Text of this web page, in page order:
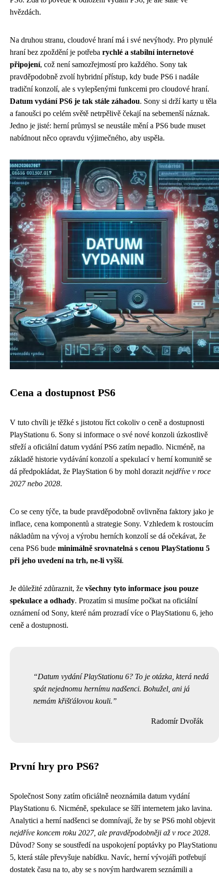
hvězdách.
Na druhou stranu, cloudové hraní má i své nevýhody. Pro plynulé
hraní bez zpoždění je potřeba rychlé a stabilní internetové
připojení, což není samozřejmostí pro každého. Sony tak
pravděpodobně zvolí hybridní přístup, kdy bude PS6 i nadále
tradiční konzolí, ale s vylepšenými funkcemi pro cloudové hraní.
Datum vydání PS6 je tak stále záhadou. Sony si drží karty u těla
a fanoušci po celém světě netrpělivě čekají na sebemenší náznak.
Jedno je jisté: herní průmysl se neustále mění a PS6 bude muset
nabídnout něco opravdu výjimečného, aby uspěla.
Cena a dostupnost PS6
V tuto chvíli je těžké s jistotou říct cokoliv o ceně a dostupnosti
PlayStationu 6. Sony si informace o své nové konzoli úzkostlivě
střeží a oficiální datum vydání PS6 zatím nepadlo. Nicméně, na
základě historie vydávání konzolí a spekulací v herní komunitě se
dá předpokládat, že PlayStation 6 by mohl dorazit nejdříve v roce
2027 nebo 2028.
Co se ceny týče, ta bude pravděpodobně ovlivněna faktory jako je
inflace, cena komponentů a strategie Sony. Vzhledem k rostoucím
nákladům na vývoj a výrobu herních konzolí se dá očekávat, že
cena PS6 bude minimálně srovnatelná s cenou PlayStationu 5
při jeho uvedení na trh, ne-li vyšší.
Je důležité zdůraznit, že všechny tyto informace jsou pouze
spekulace a odhady. Prozatím si musíme počkat na oficiální
oznámení od Sony, které nám prozradí více o PlayStationu 6, jeho
ceně a dostupnosti.
Datum vydání PlayStationu 6? To je otázka, která nedá
spát nejednomu hernímu nadšenci. Bohužel, ani já
nemám křišťálovou kouli.
Radomír Dvořák
První hry pro PS6?
Společnost Sony zatím oficiálně neoznámila datum vydání
PlayStationu 6. Nicméně, spekulace se šíří internetem jako lavina.
Analytici a herní nadšenci se domnívají, že by se PS6 mohl objevit
nejdříve koncem roku 2027, ale pravděpodobněji až v roce 2028.
Důvod? Sony se soustředí na uspokojení poptávky po PlayStationu
5, která stále převyšuje nabídku. Navíc, herní vývojáři potřebují
dostatek času na to, aby se s novým hardwarem seznámili a